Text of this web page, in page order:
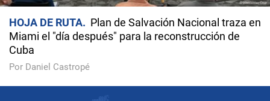
HOJA DE RUTA
Plan de Salvación Nacional traza en
Miami el "día después" para la reconstrucción de
Cuba
Por Daniel Castropé